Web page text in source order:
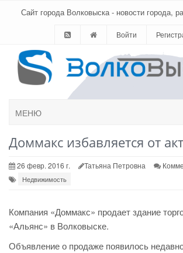
Сайт города Волковыска - новости города,
Войти
МЕНЮ
Доммакс избавляется от
26 февр. 2016 г. Татьяна Петровна
Недвижимость
Компания «Доммакс» продает здание
«Альянс» в Волковыске.
Объявление о продаже появилось